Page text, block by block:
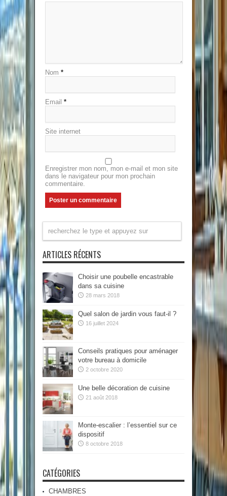
Nom *
Email *
Site internet
Enregistrer mon nom, mon e-mail et mon site
dans le navigateur pour mon prochain
commentaire.
ARTICLES RÉCENTS
Choisir une poubelle encastrable
dans sa cuisine
28 mars 2018
Quel salon de jardin vous faut-il ?
16 juillet 2024
Conseils pratiques pour aménager
votre bureau à domicile
2 octobre 2020
Une belle décoration de cuisine
21 août 2018
Monte-escalier : l’essentiel sur ce
dispositif
8 octobre 2018
CATÉGORIES
CHAMBRES